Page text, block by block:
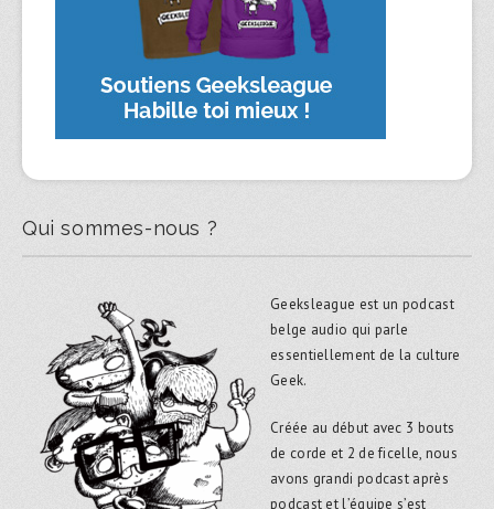
Qui sommes-nous ?
Geeksleague est un podcast
belge audio qui parle
essentiellement de la culture
Geek.
Créée au début avec 3 bouts
de corde et 2 de ficelle, nous
avons grandi podcast après
podcast et l’équipe s’est